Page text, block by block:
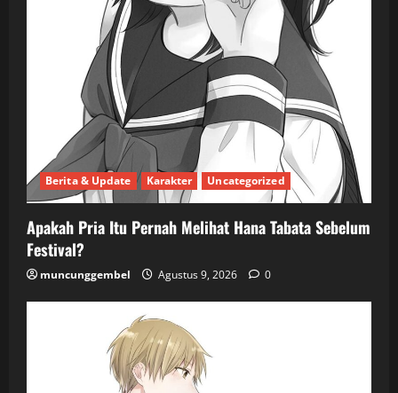
Berita & Update Karakter Uncategorized
Apakah Pria Itu Pernah Melihat Hana Tabata Sebelum
Festival?
muncunggembel Agustus 9, 2026 0